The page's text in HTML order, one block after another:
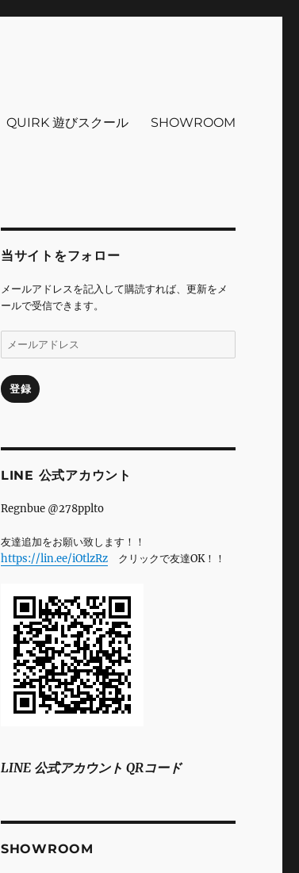
QUIRK 遊びスクール SHOWROOM
当サイトをフォロー
メールアドレスを記入して購読すれば、更新をメ
ールで受信できます。
ー
ア
ド
登録
LINE 公式アカウント
Regnbue @278pplto
友達追加をお願い致します！！
https://lin.ee/iOtlzRzクリックで友達OK！！
LINE 公式アカウント QRコード
SHOWROOM